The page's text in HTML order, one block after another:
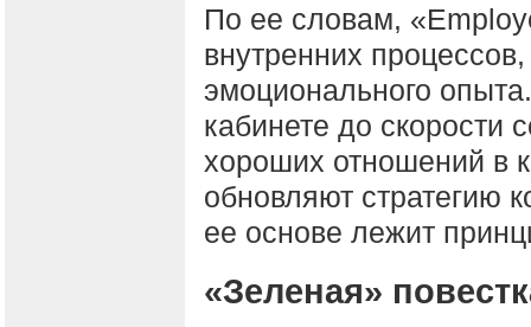
По ее словам,
внутренних
эмоционального
кабинете до скорости
хороших отношений в
обновляют стратегию
ее основе лежит
«Зеленая»